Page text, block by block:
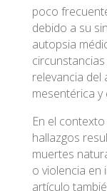
poco
debido a su
autopsia
relevancia del
mesentérica y
En el
hallazgos
muertes
o violencia en
artículo